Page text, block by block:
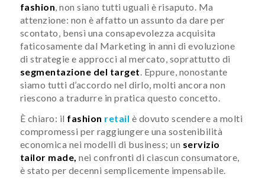
fashion, non siano tutti uguali è risaputo. Ma
attenzione: non è affatto un assunto da dare per
scontato, bensì una consapevolezza acquisita
faticosamente dal Marketing in anni di evoluzione
di strategie e approcci al mercato, soprattutto di
segmentazione del target. Eppure, nonostante
siamo tutti d’accordo nel dirlo, molti ancora non
riescono a tradurre in pratica questo concetto.
È chiaro: il fashion retail è dovuto scendere a molti
compromessi per raggiungere una sostenibilità
economica nei modelli di business; un servizio
tailor made, nei confronti di ciascun consumatore,
è stato per decenni semplicemente impensabile.